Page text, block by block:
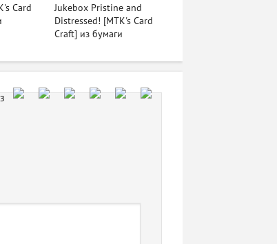
Card
Jukebox Pristine and
Distressed! [MTK's Card
Craft] из бумаги